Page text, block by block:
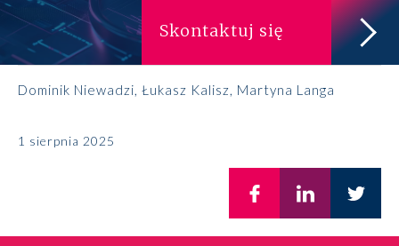
Skontaktuj się
Dominik Niewadzi, Łukasz Kalisz, Martyna Langa
1 sierpnia 2025